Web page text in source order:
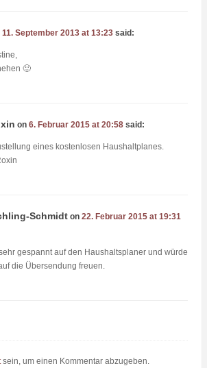
11. September 2013 at 13:23 said:
🙂
on 6. Februar 2015 at 20:58 said:
eines kostenlosen Haushaltplanes.
Schmidton 22. Februar 2015 at 19:31
gespannt auf den Haushaltsplaner und würde
die Übersendung freuen.
sein, um einen Kommentar abzugeben.